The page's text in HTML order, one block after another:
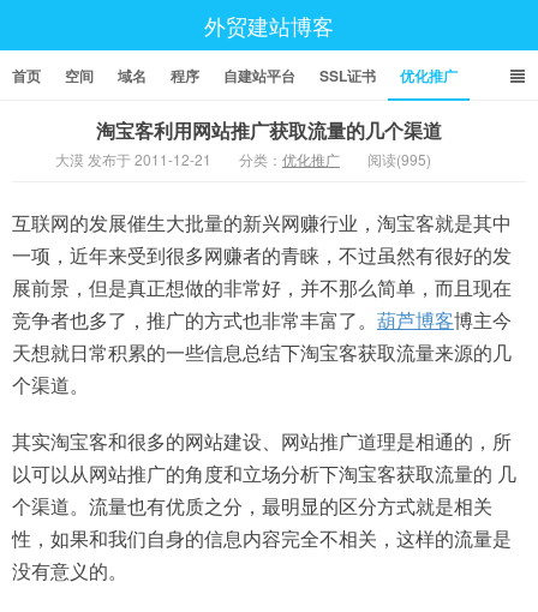
外贸建站博客
首页 空间 域名 程序 自建站平台 SSL证书 优化推广
淘宝客利用网站推广获取流量的几个渠道
大漠 发布于 2011-12-21 分类： 优化推广 阅读(995)
互联网的发展催生大批量的新兴网赚行业，淘宝客就是其中
一项，近年来受到很多网赚者的青睐，不过虽然有很好的发
展前景，但是真正想做的非常好，并不那么简单，而且现在
竞争者也多了，推广的方式也非常丰富了。 葫芦博客博主今
天想就日常积累的一些信息总结下淘宝客获取流量来源的几
个渠道。
其实淘宝客和很多的网站建设、网站推广道理是相通的，所
以可以从网站推广的角度和立场分析下淘宝客获取流量的 几
个渠道。流量也有优质之分，最明显的区分方式就是相关
性，如果和我们自身的信息内容完全不相关，这样的流量是
没有意义的。